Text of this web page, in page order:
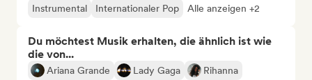
Instrumental
Internationaler Pop Alle anzeigen +2
Du möchtest Musik erhalten, die ähnlich ist wie
die von...
Ariana Grande Lady Gaga
Rihanna